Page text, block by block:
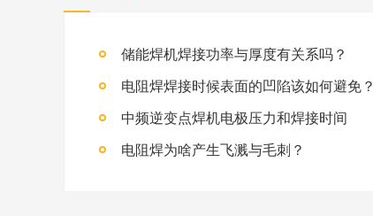
储能焊机焊接功率与厚度有关系吗？
电阻焊焊接时候表面的凹陷该如何避免？
中频逆变点焊机电极压力和焊接时间
电阻焊为啥产生飞溅与毛刺？